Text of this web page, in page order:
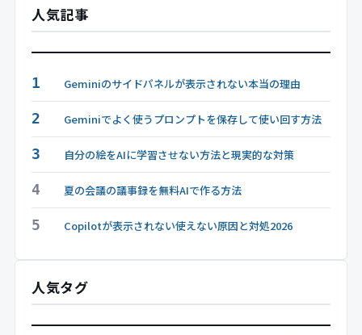
人気記事
1 Geminiのサイドパネルが表示されない本当の理由
2 Geminiでよく使うプロンプトを保存して使い回す方法
3 自分の絵をAIに学習させない方法と現実的な対策
4 夏の会議の議事録を無料AIで作る方法
5 Copilotが表示されない使えない原因と対処2026
人気タグ